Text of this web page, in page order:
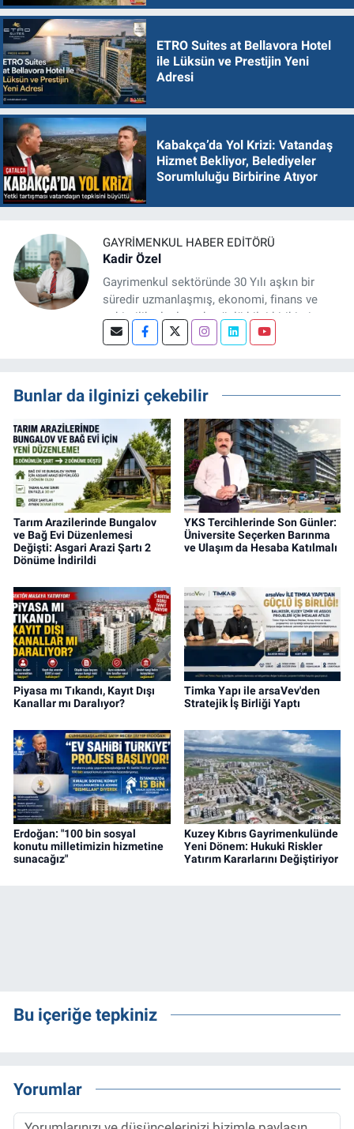
ETRO Suites at Bellavora Hotel
ile Lüksün ve Prestijin Yeni
Adresi
Kabakça’da Yol Krizi: Vatandaş
Hizmet Bekliyor, Belediyeler
Sorumluluğu Birbirine Atıyor
GAYRIMENKUL HABER EDITÖRÜ
Kadir Özel
Gayrimenkul sektöründe 30 Yılı aşkın bir
süredir uzmanlaşmış, ekonomi, finans ve
şehircilik alanlarında güçlü bilgi birikimine
sahip, dijital medya odaklı deneyimli bir
projeleri üzerine haber, analiz ve özel
dosyalar hazırlama konusunda yetkinim.
Bunlar da ilginizi çekebilir
Tarım Arazilerinde Bungalov
ve Bağ Evi Düzenlemesi
Değişti: Asgari Arazi Şartı 2
Dönüme İndirildi
YKS Tercihlerinde Son Günler:
Üniversite Seçerken Barınma
ve Ulaşım da Hesaba Katılmalı
Piyasa mı Tıkandı, Kayıt Dışı
Kanallar mı Daralıyor?
Timka Yapı ile arsaVev'den
Stratejik İş Birliği Yaptı
Erdoğan: "100 bin sosyal
konutu milletimizin hizmetine
sunacağız"
Kuzey Kıbrıs Gayrimenkulünde
Yeni Dönem: Hukuki Riskler
Yatırım Kararlarını Değiştiriyor
Bu içeriğe tepkiniz
Yorumlar